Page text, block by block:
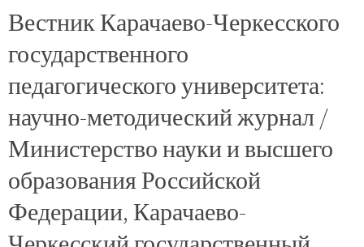
Вестник Карачаево-Черкесского
государственного
педагогического университета:
научно-методический журнал /
Министерство науки и высшего
образования Российской
Федерации, Карачаево-